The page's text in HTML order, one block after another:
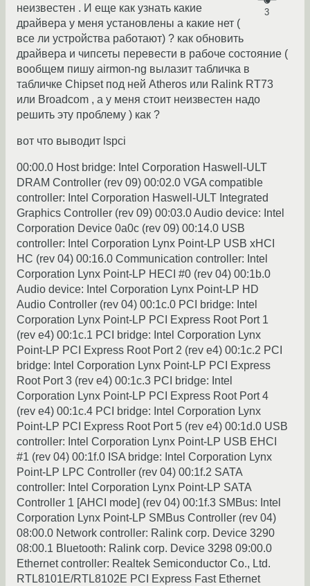
3
неизвестен . И еще как узнать какие
драйвера у меня установлены а какие нет (
все ли устройства работают) ? как обновить
драйвера и чипсеты перевести в рабоче состояние (
вообщем пишу airmon-ng вылазит табличка в
табличке Chipset под ней Atheros или Ralink RT73
или Broadcom , а у меня стоит неизвестен надо
решить эту проблему ) как ?
вот что выводит lspci
00:00.0 Host bridge: Intel Corporation Haswell-ULT
DRAM Controller (rev 09) 00:02.0 VGA compatible
controller: Intel Corporation Haswell-ULT Integrated
Graphics Controller (rev 09) 00:03.0 Audio device: Intel
Corporation Device 0a0c (rev 09) 00:14.0 USB
controller: Intel Corporation Lynx Point-LP USB xHCI
HC (rev 04) 00:16.0 Communication controller: Intel
Corporation Lynx Point-LP HECI #0 (rev 04) 00:1b.0
Audio device: Intel Corporation Lynx Point-LP HD
Audio Controller (rev 04) 00:1c.0 PCI bridge: Intel
Corporation Lynx Point-LP PCI Express Root Port 1
(rev e4) 00:1c.1 PCI bridge: Intel Corporation Lynx
Point-LP PCI Express Root Port 2 (rev e4) 00:1c.2 PCI
bridge: Intel Corporation Lynx Point-LP PCI Express
Root Port 3 (rev e4) 00:1c.3 PCI bridge: Intel
Corporation Lynx Point-LP PCI Express Root Port 4
(rev e4) 00:1c.4 PCI bridge: Intel Corporation Lynx
Point-LP PCI Express Root Port 5 (rev e4) 00:1d.0 USB
controller: Intel Corporation Lynx Point-LP USB EHCI
#1 (rev 04) 00:1f.0 ISA bridge: Intel Corporation Lynx
Point-LP LPC Controller (rev 04) 00:1f.2 SATA
controller: Intel Corporation Lynx Point-LP SATA
Controller 1 [AHCI mode] (rev 04) 00:1f.3 SMBus: Intel
Corporation Lynx Point-LP SMBus Controller (rev 04)
08:00.0 Network controller: Ralink corp. Device 3290
08:00.1 Bluetooth: Ralink corp. Device 3298 09:00.0
Ethernet controller: Realtek Semiconductor Co., Ltd.
RTL8101E/RTL8102E PCI Express Fast Ethernet